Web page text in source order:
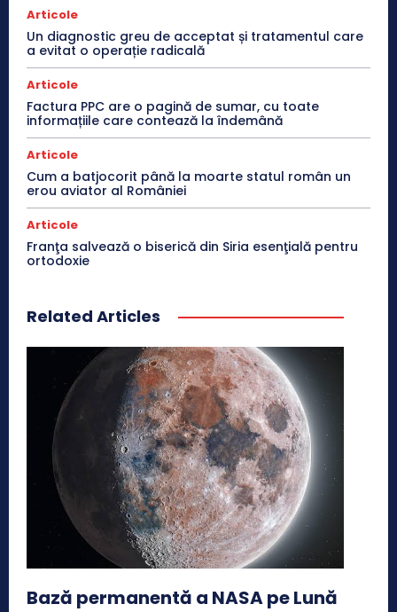
Articole
Un diagnostic greu de acceptat și tratamentul care
a evitat o operație radicală
Articole
Factura PPC are o pagină de sumar, cu toate
informațiile care contează la îndemână
Articole
Cum a batjocorit până la moarte statul român un
erou aviator al României
Articole
Franţa salvează o biserică din Siria esenţială pentru
ortodoxie
Related Articles
Bază permanentă a NASA pe Lună